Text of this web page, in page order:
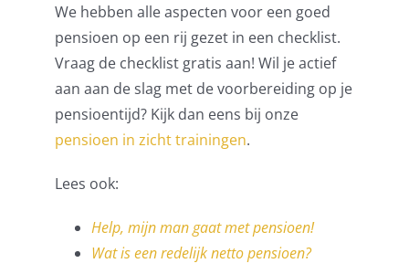
We hebben alle aspecten voor een goed
pensioen op een rij gezet in een checklist.
Vraag de checklist gratis aan! Wil je actief
aan aan de slag met de voorbereiding op je
pensioentijd? Kijk dan eens bij onze
pensioen in zicht trainingen.
Lees ook:
Help, mijn man gaat met pensioen!
Wat is een redelijk netto pensioen?